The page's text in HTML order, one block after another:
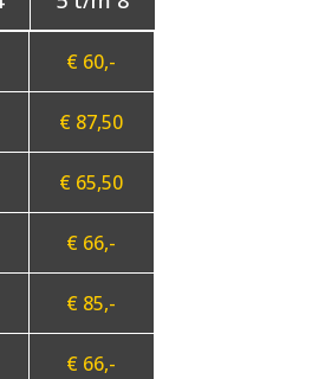
€ 60,-
€ 87,50
€ 65,50
€ 66,-
€ 85,-
€ 66,-